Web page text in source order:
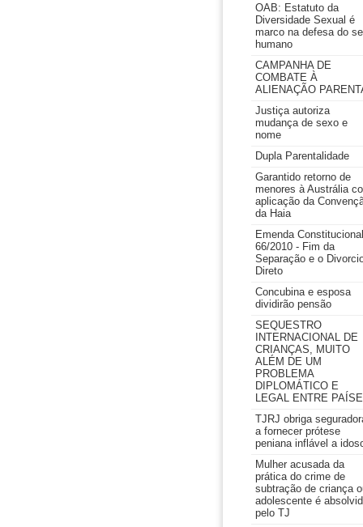
OAB: Estatuto da
Diversidade Sexual é
marco na defesa do
humano
CAMPANHA DE
COMBATE À
ALIENAÇÃO
Justiça autoriza
mudança de sexo e
nome
Dupla Parentalidade
Garantido retorno de
menores à Austrália
aplicação da
da Haia
Emenda Constitucional
66/2010 - Fim da
Separação e o
Direto
Concubina e esposa
dividirão pensão
SEQUESTRO
INTERNACIONAL DE
CRIANÇAS, MUITO
ALÉM DE UM
PROBLEMA
DIPLOMÁTICO E
LEGAL ENTRE
TJRJ obriga
a fornecer prótese
peniana inflável a
Mulher acusada da
prática do crime de
subtração de criança
adolescente é
pelo TJ